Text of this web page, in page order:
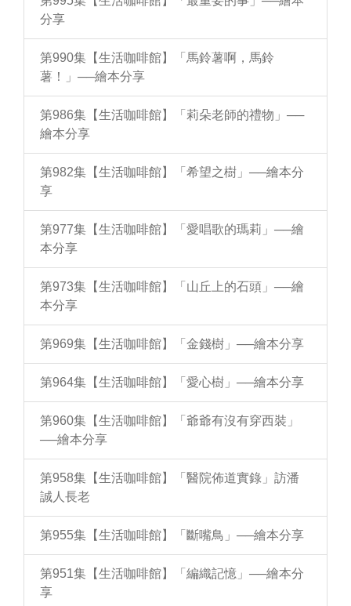
分享
第990集【生活咖啡館】「馬鈴薯啊，馬鈴
薯！」──繪本分享
第986集【生活咖啡館】「莉朵老師的禮物」──
繪本分享
第982集【生活咖啡館】「希望之樹」──繪本分
享
第977集【生活咖啡館】「愛唱歌的瑪莉」──繪
本分享
第973集【生活咖啡館】「山丘上的石頭」──繪
本分享
第969集【生活咖啡館】「金錢樹」──繪本分享
第964集【生活咖啡館】「愛心樹」──繪本分享
第960集【生活咖啡館】「爺爺有沒有穿西裝」
──繪本分享
第958集【生活咖啡館】「醫院佈道實錄」訪潘
誠人長老
第955集【生活咖啡館】「斷嘴鳥」──繪本分享
第951集【生活咖啡館】「編織記憶」──繪本分
享